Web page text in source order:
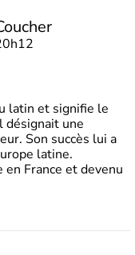
latin et signifie le
désignait une
Son succès lui a
latine.
France et devenu